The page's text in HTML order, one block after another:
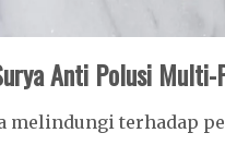
Anti Polusi
melindungi terhadap